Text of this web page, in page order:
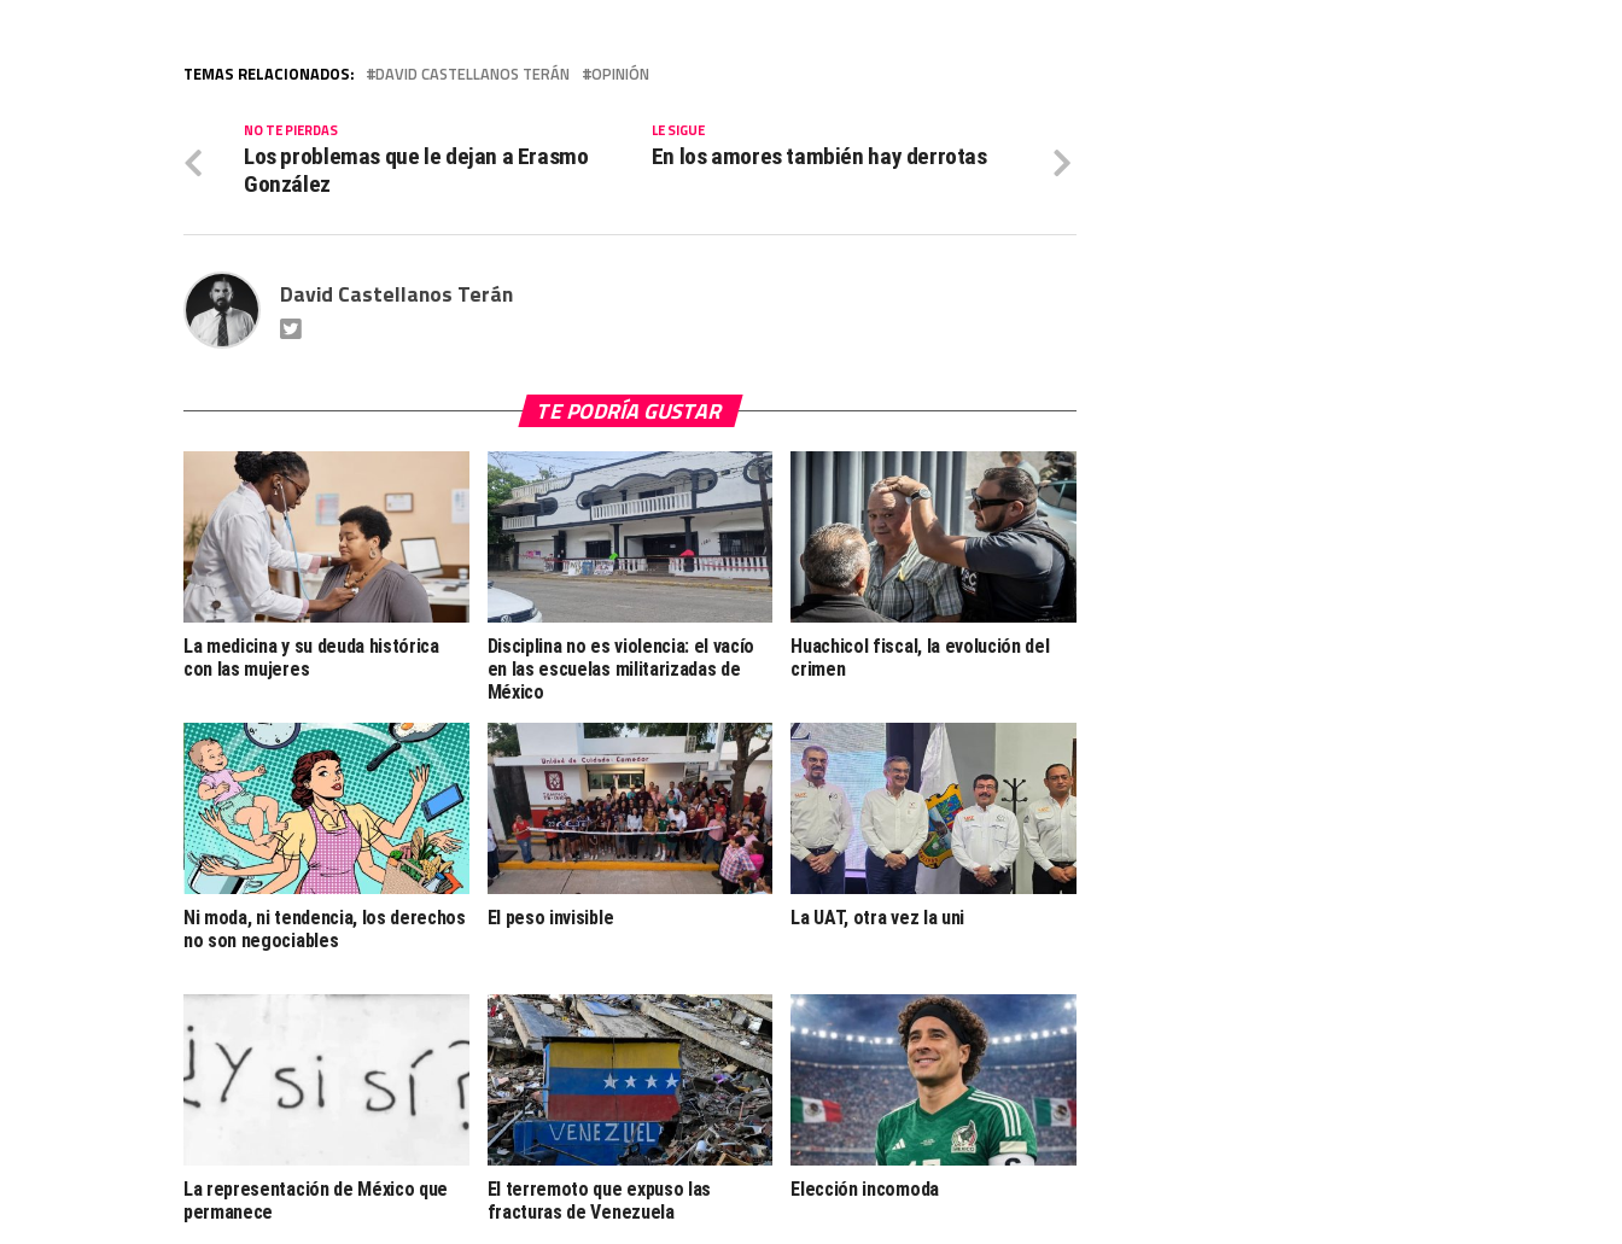
TEMAS RELACIONADOS: DAVID CASTELLANOS TERÁN OPINIÓN
LE SIGUE
En los amores también hay derrotas
NO TE PIERDAS
Los problemas que le dejan a Erasmo
González
David Castellanos Terán
TE PODRÍA GUSTAR
La medicina y su deuda histórica
con las mujeres
Disciplina no es violencia: el vacío
en las escuelas militarizadas de
México
Huachicol fiscal, la evolución del
crimen
Ni moda, ni tendencia, los derechos
no son negociables
El peso invisible La UAT, otra vez la uni
La representación de México que
permanece
El terremoto que expuso las
fracturas de Venezuela
Elección incomoda